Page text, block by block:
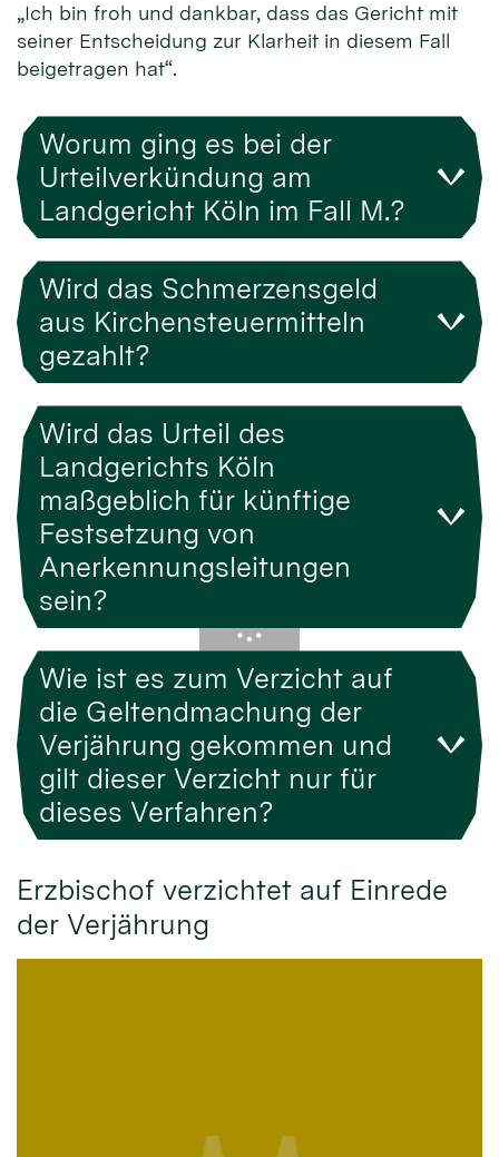
„Ich bin froh und dankbar, dass das Gericht mit
seiner Entscheidung zur Klarheit in diesem Fall
beigetragen hat“.
Worum ging es bei der
Urteilverkündung am
Landgericht Köln im Fall M.?
Wird das Schmerzensgeld
aus Kirchensteuermitteln
gezahlt?
Wird das Urteil des
Landgerichts Köln
maßgeblich für künftige
Festsetzung von
Anerkennungsleitungen
sein?
Wie ist es zum Verzicht auf
die Geltendmachung der
Verjährung gekommen und
gilt dieser Verzicht nur für
dieses Verfahren?
Erzbischof verzichtet auf Einrede
der Verjährung